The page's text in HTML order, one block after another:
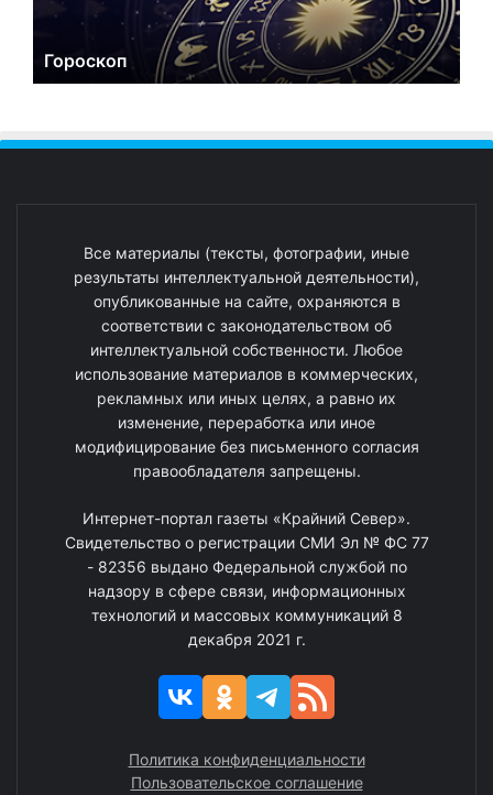
Гороскоп
Все материалы (тексты, фотографии, иные
результаты интеллектуальной деятельности),
опубликованные на сайте, охраняются в
соответствии с законодательством об
интеллектуальной собственности. Любое
использование материалов в коммерческих,
рекламных или иных целях, а равно их
изменение, переработка или иное
модифицирование без письменного согласия
правообладателя запрещены.
Интернет-портал газеты «Крайний Север».
Свидетельство о регистрации СМИ Эл № ФС 77
- 82356 выдано Федеральной службой по
надзору в сфере связи, информационных
технологий и массовых коммуникаций 8
декабря 2021 г.
Политика конфиденциальности
Пользовательское соглашение